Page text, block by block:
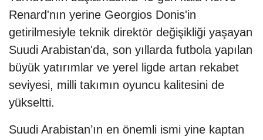
Renard'nın yerine Georgios Donis'in
getirilmesiyle teknik direktör değişikliği yaşayan
Suudi Arabistan'da, son yıllarda futbola yapılan
büyük yatırımlar ve yerel ligde artan rekabet
seviyesi, milli takımın oyuncu kalitesini de
yükseltti.
Suudi Arabistan’ın en önemli ismi yine kaptan